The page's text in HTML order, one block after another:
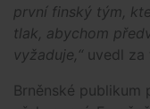
první finský tým,
tlak, abychom
vyžaduje,“ uvedl za
Brněnské publikum